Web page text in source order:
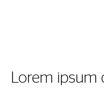
Lorem ipsum